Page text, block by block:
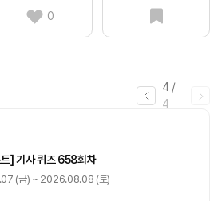
0
4 /
4
] 기사 퀴즈 658회차
(금) ~ 2026.08.08 (토)